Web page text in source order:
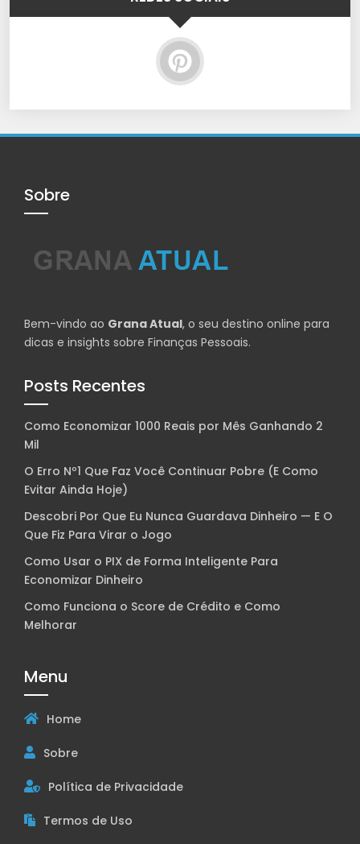
Sobre
Bem-vindo ao Grana Atual, o seu destino online para
dicas e insights sobre Finanças Pessoais.
Posts Recentes
Como Economizar 1000 Reais por Mês Ganhando 2
Mil
O Erro Nº1 Que Faz Você Continuar Pobre (E Como
Evitar Ainda Hoje)
Descobri Por Que Eu Nunca Guardava Dinheiro — E O
Que Fiz Para Virar o Jogo
Como Usar o PIX de Forma Inteligente Para
Economizar Dinheiro
Como Funciona o Score de Crédito e Como
Melhorar
Menu
Home
Sobre
Política de Privacidade
Termos de Uso